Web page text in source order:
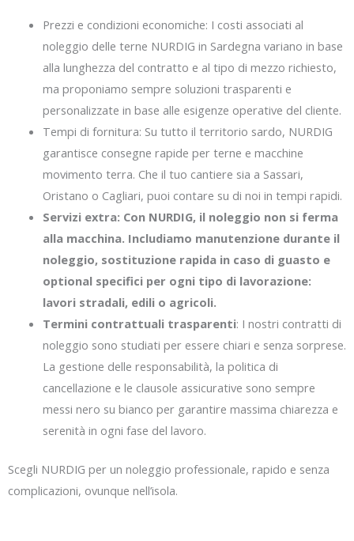
Prezzi e condizioni economiche: I costi associati al
noleggio delle terne NURDIG in Sardegna variano in base
alla lunghezza del contratto e al tipo di mezzo richiesto,
ma proponiamo sempre soluzioni trasparenti e
personalizzate in base alle esigenze operative del cliente.
Tempi di fornitura: Su tutto il territorio sardo, NURDIG
garantisce consegne rapide per terne e macchine
movimento terra. Che il tuo cantiere sia a Sassari,
Oristano o Cagliari, puoi contare su di noi in tempi rapidi.
Servizi extra: Con NURDIG, il noleggio non si ferma
alla macchina. Includiamo manutenzione durante il
noleggio, sostituzione rapida in caso di guasto e
optional specifici per ogni tipo di lavorazione:
lavori stradali, edili o agricoli.
Termini contrattuali trasparenti: I nostri contratti di
noleggio sono studiati per essere chiari e senza sorprese.
La gestione delle responsabilità, la politica di
cancellazione e le clausole assicurative sono sempre
messi nero su bianco per garantire massima chiarezza e
serenità in ogni fase del lavoro.
Scegli NURDIG per un noleggio professionale, rapido e senza
complicazioni, ovunque nell’isola.